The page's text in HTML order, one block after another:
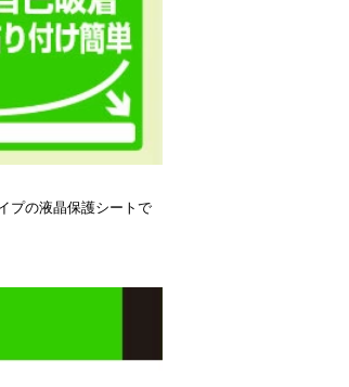
プの液晶保護シートで